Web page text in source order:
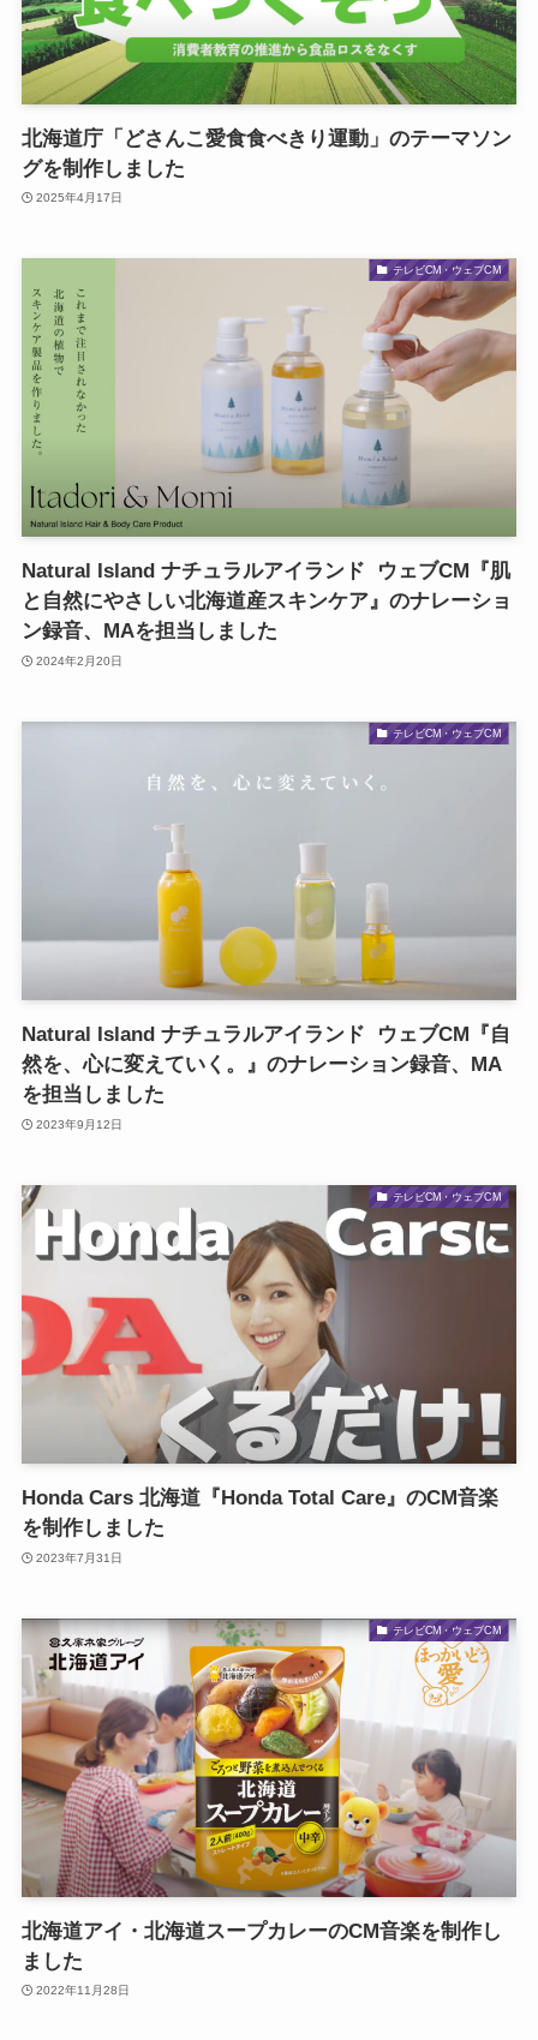
北海道庁「どさんこ愛食食べきり運動」のテーマソン
グを制作しました
2025年4月17日
テレビCM・ウェブCM
Natural Island ナチュラルアイランド ウェブCM『肌
と自然にやさしい北海道産スキンケア』のナレーショ
ン録音、MAを担当しました
2024年2月20日
テレビCM・ウェブCM
Natural Island ナチュラルアイランド ウェブCM『自
然を、心に変えていく。』のナレーション録音、MA
を担当しました
2023年9月12日
テレビCM・ウェブCM
Honda Cars 北海道『Honda Total Care』のCM音楽
を制作しました
2023年7月31日
テレビCM・ウェブCM
北海道アイ・北海道スープカレーのCM音楽を制作し
ました
2022年11月28日